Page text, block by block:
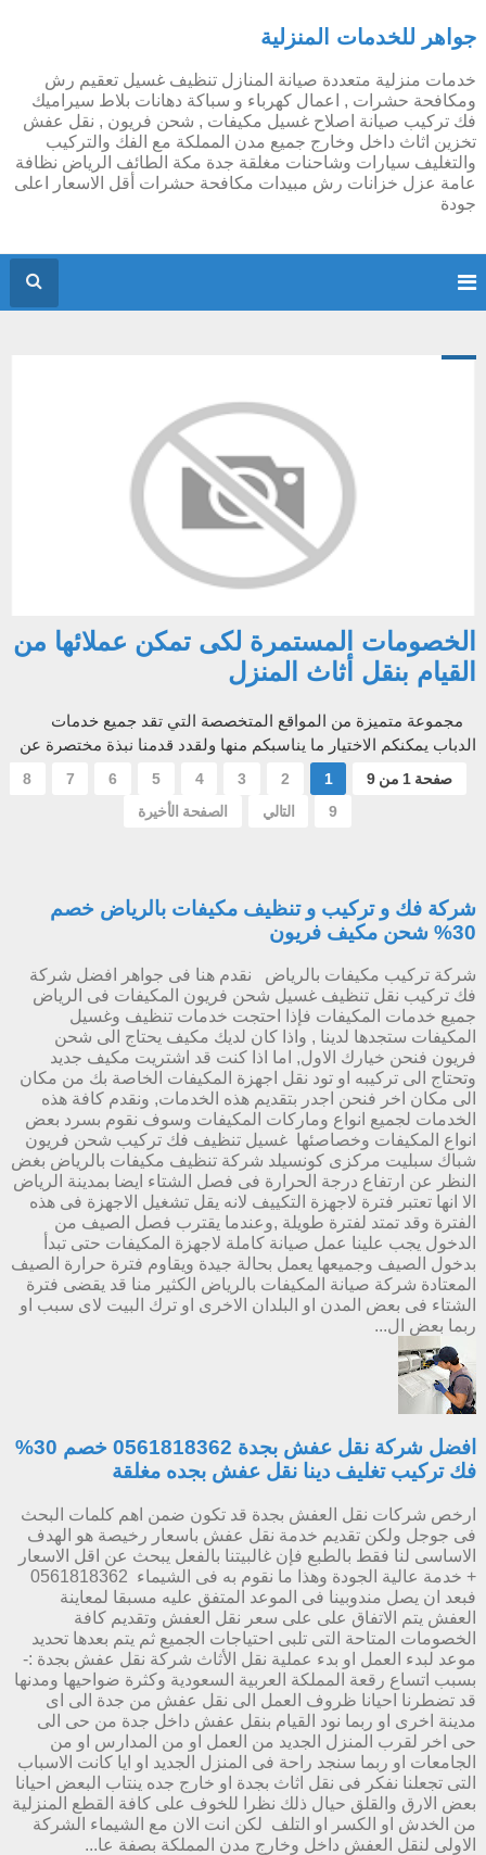
جواهر للخدمات المنزلية
خدمات منزلية متعددة صيانة المنازل تنظيف غسيل تعقيم رش
ومكافحة حشرات , اعمال كهرباء و سباكة دهانات بلاط سيراميك
فك تركيب صيانة اصلاح غسيل مكيفات , شحن فريون , نقل عفش
تخزين اثاث داخل وخارج جميع مدن المملكة مع الفك والتركيب
والتغليف سيارات وشاحنات مغلقة جدة مكة الطائف الرياض نظافة
عامة عزل خزانات رش مبيدات مكافحة حشرات أقل الاسعار اعلى
جودة
الخصومات المستمرة لكى تمكن عملائها من
القيام بنقل أثاث المنزل
مجموعة متميزة من المواقع المتخصصة التي تقد جميع خدمات
الدباب يمكنكم الاختيار ما يناسبكم منها ولقدد قدمنا نبذة مختصرة عن
علي موقع يقدم تلك...
صفحة 1 من 9 1
2
3
4
5
6
7
8
9
التالي الصفحة الأخيرة
شركة فك و تركيب و تنظيف مكيفات بالرياض خصم
30% شحن مكيف فريون
شركة تركيب مكيفات بالرياض نقدم هنا فى جواهر افضل شركة
فك تركيب نقل تنظيف غسيل شحن فريون المكيفات فى الرياض
جميع خدمات المكيفات فإذا احتجت خدمات تنظيف وغسيل
المكيفات ستجدها لدينا , واذا كان لديك مكيف يحتاج الى شحن
فريون فنحن خيارك الاول, اما اذا كنت قد اشتريت مكيف جديد
وتحتاج الى تركيبه او تود نقل اجهزة المكيفات الخاصة بك من مكان
الى مكان اخر فنحن اجدر بتقديم هذه الخدمات, ونقدم كافة هذه
الخدمات لجميع انواع وماركات المكيفات وسوف نقوم بسرد بعض
انواع المكيفات وخصاصئها غسيل تنظيف فك تركيب شحن فريون
شباك سبليت مركزى كونسيلد شركة تنظيف مكيفات بالرياض بغض
النظر عن ارتفاع درجة الحرارة فى فصل الشتاء ايضا بمدينة الرياض
الا انها تعتبر فترة لاجهزة التكييف لانه يقل تشغيل الاجهزة فى هذه
الفترة وقد تمتد لفترة طويلة ,وعندما يقترب فصل الصيف من
الدخول يجب علينا عمل صيانة كاملة لاجهزة المكيفات حتى تبدأ
بدخول الصيف وجميعها يعمل بحالة جيدة ويقاوم فترة حرارة الصيف
المعتادة شركة صيانة المكيفات بالرياض الكثير منا قد يقضى فترة
الشتاء فى بعض المدن او البلدان الاخرى او ترك البيت لاى سبب او
ربما بعض ال...
افضل شركة نقل عفش بجدة 0561818362 خصم 30%
فك تركيب تغليف دينا نقل عفش بجده مغلقة
ارخص شركات نقل العفش بجدة قد تكون ضمن اهم كلمات البحث
فى جوجل ولكن تقديم خدمة نقل عفش باسعار رخيصة هو الهدف
الاساسى لنا فقط بالطبع فإن غالبيتنا بالفعل يبحث عن اقل الاسعار
+ خدمة عالية الجودة وهذا ما نقوم به فى الشيماء 0561818362
فبعد ان يصل مندوبينا فى الموعد المتفق عليه مسبقا لمعاينة
العفش يتم الاتفاق على على سعر نقل العفش وتقديم كافة
الخصومات المتاحة التى تلبى احتياجات الجميع ثم يتم بعدها تحديد
موعد لبدء العمل او بدء عملية نقل الأثاث شركة نقل عفش بجدة :-
بسبب اتساع رقعة المملكة العربية السعودية وكثرة ضواحيها ومدنها
قد تضطرنا احيانا ظروف العمل الى نقل عفش من جدة الى اى
مدينة اخرى او ربما نود القيام بنقل عفش داخل جدة من حى الى
حى اخر لقرب المنزل الجديد من العمل او من المدارس او من
الجامعات او ربما سنجد راحة فى المنزل الجديد او ايا كانت الاسباب
التى تجعلنا نفكر فى نقل اثاث بجدة او خارج جده ينتاب البعض احيانا
بعض الارق والقلق حيال ذلك نظرا للخوف على كافة القطع المنزلية
من الخدش او الكسر او التلف لكن انت الان مع الشيماء الشركة
الاولى لنقل العفش داخل وخارج مدن المملكة بصفة عا...